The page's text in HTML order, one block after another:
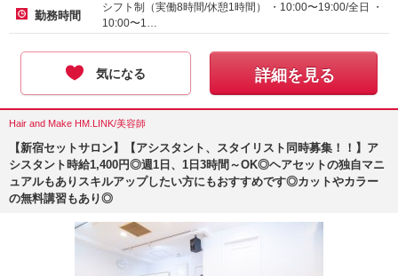
勤務時間
シフト制（実働8時間/休憩1時間） ・10:00〜19:00/全日 ・
10:00〜1…
気になる 詳細を見る
Hair and Make HM.LINK/美容師
【新宿セットサロン】【アシスタント、スタイリスト同時募集！！】ア
シスタント時給1,400円◎週1日、1日3時間～OK◎ヘアセットの独自マニ
ュアルもありスキルアップしたい方にもおすすめです◎カットやカラー
の無料講習もあり◎